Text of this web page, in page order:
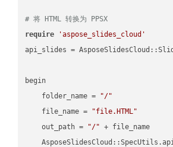
# 将 HTML 转换为 PPSX
require
'aspose_slides_cloud'
api_slides =
begin
    folder_name =
"/"
    file_name =
"file.HTML"
    out_path =
"/" + file_name